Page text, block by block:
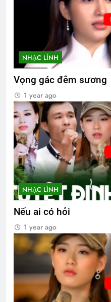
NHẠC LÍNH
Vọng gác đêm sương
1 year ago
NHẠC LÍNH
Nếu ai có hỏi
1 year ago